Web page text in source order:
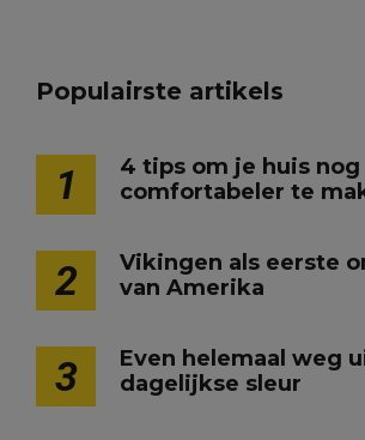
Populairste artikels
1
4 tips om je huis nog
comfortabeler te
2
Vikingen als eerste
van Amerika
3
Even helemaal weg
dagelijkse sleur